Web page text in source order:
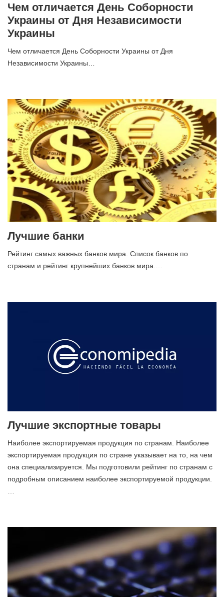
Чем отличается День Соборности
Украины от Дня Независимости
Украины
Чем отличается День Соборности Украины от Дня
Независимости Украины…
Лучшие банки
Рейтинг самых важных банков мира. Список банков по
странам и рейтинг крупнейших банков мира.…
Лучшие экспортные товары
Наиболее экспортируемая продукция по странам. Наиболее
экспортируемая продукция по стране указывает на то, на чем
она специализируется. Мы подготовили рейтинг по странам с
подробным описанием наиболее экспортируемой продукции.
…